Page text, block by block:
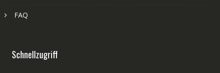
FAQ
Schnellzugriff